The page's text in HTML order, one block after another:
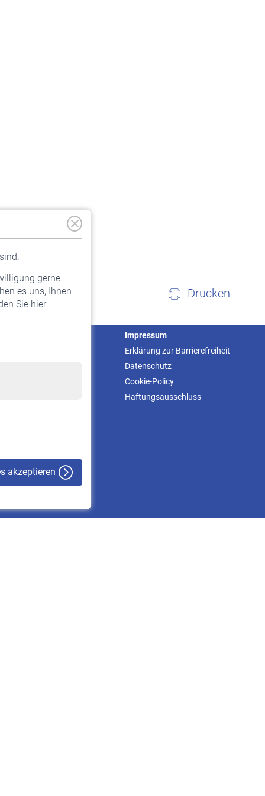
gerne
es uns, Ihnen
Sie hier:
akzeptieren
Drucken
Impressum
Erklärung zur Barrierefreiheit
Datenschutz
Cookie-Policy
Haftungsausschluss